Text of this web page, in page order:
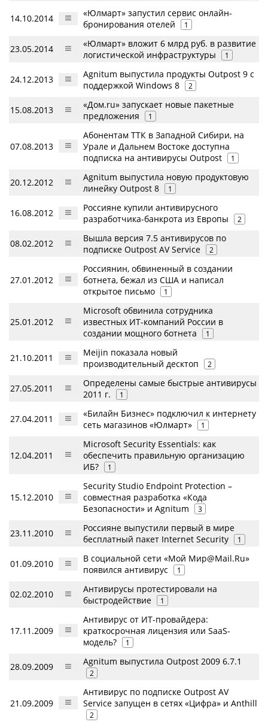
14.10.2014
«Юлмарт» запустил сервис онлайн-
бронирования отелей
1
23.05.2014
«Юлмарт» вложит 6 млрд руб. в развитие
логистической инфраструктуры
1
24.12.2013
Agnitum выпустила продукты Outpost 9 с
поддержкой Windows 8
2
15.08.2013
«Дом.ru» запускает новые пакетные
предложения
1
07.08.2013
Абонентам ТТК в Западной Сибири, на
Урале и Дальнем Востоке доступна
подписка на антивирусы Outpost
1
20.12.2012
Agnitum выпустила новую продуктовую
линейку Outpost 8
1
16.08.2012
Россияне купили антивирусного
разработчика-банкрота из Европы
2
08.02.2012
Вышла версия 7.5 антивирусов по
подписке Outpost AV Service
2
27.01.2012
Россиянин, обвиненный в создании
ботнета, бежал из США и написал
открытое письмо
1
25.01.2012
Microsoft обвинила сотрудника
известных ИТ-компаний России в
создании мощного ботнета
1
21.10.2011
Meijin показала новый
производительный десктоп
2
27.05.2011
Определены самые быстрые антивирусы
2011 г.
1
27.04.2011
«Билайн Бизнес» подключил к интернету
сеть магазинов «Юлмарт»
1
12.04.2011
Microsoft Security Essentials: как
обеспечить правильную организацию
ИБ?
1
15.12.2010
Security Studio Endpoint Protection –
совместная разработка «Кода
Безопасности» и Agnitum
3
23.11.2010
Россияне выпустили первый в мире
бесплатный пакет Internet Security
1
01.09.2010
В социальной сети «Мой Мир@Mail.Ru»
появился антивирус
1
02.02.2010
Антивирусы протестировали на
быстродействие
1
17.11.2009
Антивирус от ИТ-провайдера:
краткосрочная лицензия или SaaS-
модель?
1
28.09.2009 Agnitum выпустила Outpost 2009 6.7.1
2
21.09.2009
Антивирус по подписке Outpost AV
Service запущен в сетях «Цифра» и Anthill
2